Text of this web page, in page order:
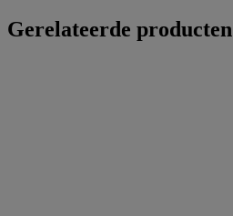
Gerelateerde producten